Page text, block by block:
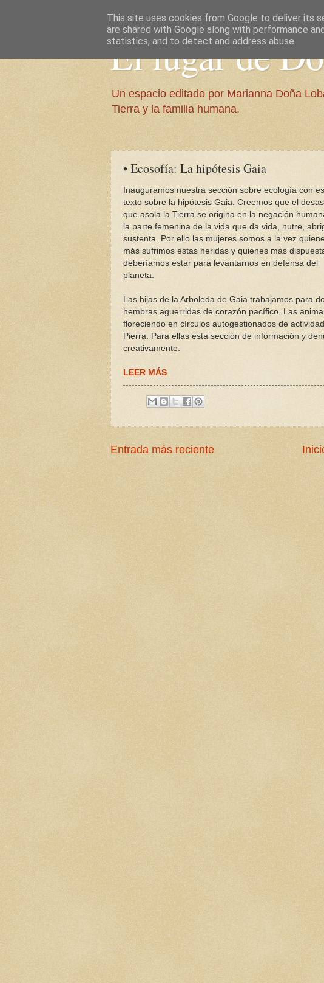
El lugar de
Un espacio editado por Marianna Doña
Tierra y la familia humana.
• Ecosofía: La hipótesis Gaia
Inauguramos nuestra sección sobre ecología con
texto sobre la hipótesis Gaia. Creemos que el
que asola la Tierra se origina en la negación
la parte femenina de la vida que da vida, nutre,
sustenta. Por ello las mujeres somos a la vez
más sufrimos estas heridas y quienes más
deberíamos estar para levantarnos en defensa del
planeta.
Las hijas de la Arboleda de Gaia trabajamos para
hembras aguerridas de corazón pacífico. Las
floreciendo en círculos autogestionados de
Pierra. Para ellas esta sección de información y
creativamente.
LEER MÁS
Entrada más reciente
This site uses cookies from Google to deliver its
are shared with Google along with performance
statistics, and to detect and address abuse.